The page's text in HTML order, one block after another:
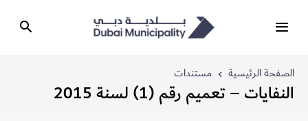
الصفحة الرئيسية مستندات
النفايات – تعميم رقم (1) لسنة 2015